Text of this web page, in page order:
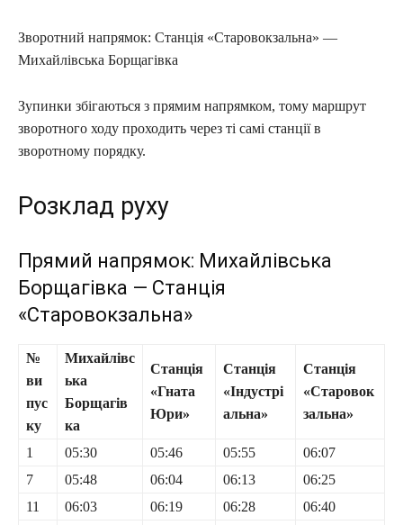
Зворотний напрямок: Станція «Старовокзальна» —
Михайлівська Борщагівка
Зупинки збігаються з прямим напрямком, тому маршрут
зворотного ходу проходить через ті самі станції в
зворотному порядку.
Розклад руху
Прямий напрямок: Михайлівська
Борщагівка — Станція
«Старовокзальна»
№
ви
пус
ку
Михайлівс
ька
Борщагів
ка
Станція
«Гната
Юри»
Станція
«Індустрі
альна»
Станція
«Старовок
зальна»
1 05:30 05:46 05:55
06:07
7
05:48 06:04 06:13
06:25
11
06:03 06:19 06:28
06:40